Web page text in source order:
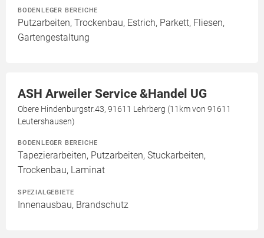
BODENLEGER BEREICHE
Putzarbeiten, Trockenbau, Estrich, Parkett, Fliesen,
Gartengestaltung
ASH Arweiler Service &Handel UG
Obere Hindenburgstr.43, 91611 Lehrberg (11km von 91611
Leutershausen)
BODENLEGER BEREICHE
Tapezierarbeiten, Putzarbeiten, Stuckarbeiten,
Trockenbau, Laminat
SPEZIALGEBIETE
Innenausbau, Brandschutz